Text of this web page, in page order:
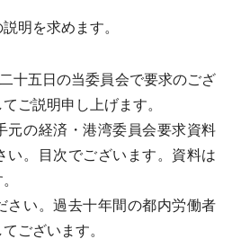
明を求めます。
十五日の当委員会で要求のござ
ご説明申し上げます。
の経済・港湾委員会要求資料
い。目次でございます。資料は
い。過去十年間の都内労働者
ございます。